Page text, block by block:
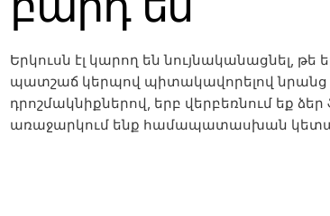
Երկուսն էլ կարող են նույնականացնել, թե
պատշաճ կերպով պիտակավորելով
դրոշմակնիքներով, երբ վերբեռնում եք ձեր
առաջարկում ենք համապատասխան